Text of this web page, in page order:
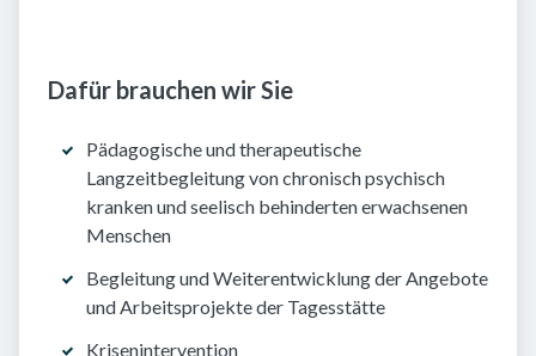
Dafür brauchen wir Sie
Pädagogische und therapeutische
Langzeitbegleitung von chronisch psychisch
kranken und seelisch behinderten erwachsenen
Menschen
Begleitung und Weiterentwicklung der Angebote
und Arbeitsprojekte der Tagesstätte
Krisenintervention